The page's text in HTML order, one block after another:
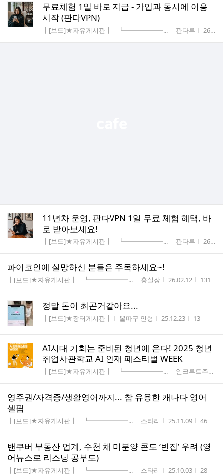
무료체험 1일 바로 지급 - 가입과 동시에 이용
시작 (판다VPN)
게시판명
┃[보드]★자유게시판┃ ┗━━━━━━... 작성자
판다루 작성
26.06.12
11년차 운영, 판다VPN 1일 무료 체험 혜택, 바
로 받아보세요!
게시판명
┃[보드]★자유게시판┃ ┗━━━━━━... 작성자
판다루 작성
26.06.06
파이코인에 실망하신 분들은 주목하세요~!
게시판명
┃[보드]★자유게시판┃ ┗━━━━━━... 작성자
홍실장 작성시간
26.02.12 조회수
131
정말 돈이 최곤거같아요...
게시판명
┃[보드]★장터게시판┃ 작성자
뽈따구 인형 작성시간
25.12.23 조회수
13
AI시대 기회는 준비된 청년에 온다! 2025 청년
취업사관학교 AI 인재 페스티벌 WEEK
게시판명
┃[보드]★자유게시판┃ ┗━━━━━━... 작성자
인크루트주식회...
영주권/자격증/생활영어까지... 참 유용한 캐나다 영어
셀핍
게시판명
┃[보드]★자유게시판┃ ┗━━━━━━... 작성자
스타리 작성시간
25.11.09 조회수
46
밴쿠버 부동산 업계, 수천 채 미분양 콘도 ‘빈집’ 우려 (영
어뉴스로 리스닝 공부도)
게시판명
┃[보드]★자유게시판┃ ┗━━━━━━... 작성자
스타리 작성시간
25.10.03 조회수
28